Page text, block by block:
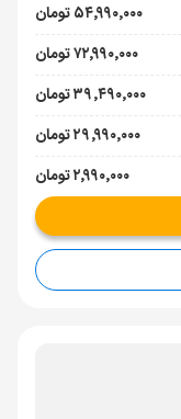
۵۴٬۹۹۰٬۰۰۰ تومان
۷۲٬۹۹۰٬۰۰۰ تومان
۳۹٬۴۹۰٬۰۰۰ تومان
۲۹٬۹۹۰٬۰۰۰ تومان
۲٬۹۹۰٬۰۰۰ تومان